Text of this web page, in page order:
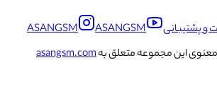
و پشتیبانی ASANGSM
ASANGSM
این مجموعه متعلق بهasangsm.com